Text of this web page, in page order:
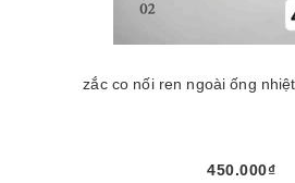
zắc co nối ren ngoài ống
450.000₫